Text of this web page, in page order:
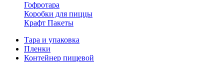
Гофротара
Коробки для пиццы
Крафт Пакеты
Тара и упаковка
Пленки
Контейнер пищевой